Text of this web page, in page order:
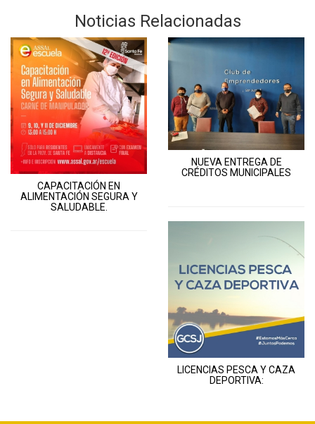
Noticias Relacionadas
CAPACITACIÓN EN
ALIMENTACIÓN SEGURA Y
SALUDABLE.
NUEVA ENTREGA DE
CRÉDITOS MUNICIPALES
LICENCIAS PESCA Y CAZA
DEPORTIVA: